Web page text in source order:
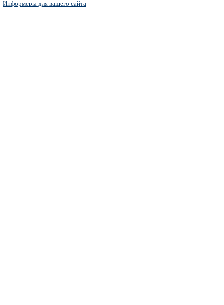
Информеры для вашего сайта